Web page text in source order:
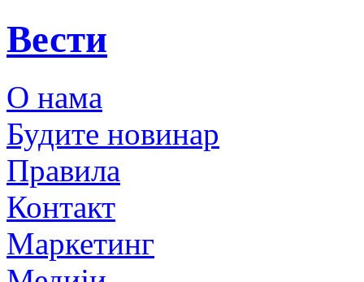
Вести
О нама
Будите новинар
Правила
Контакт
Маркетинг